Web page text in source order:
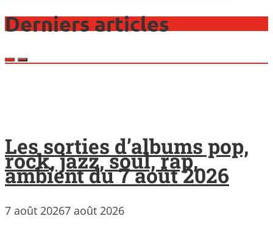
Derniers articles
Les sorties d’albums pop,
rock, jazz, soul, rap,
ambient du 7 août 2026
7 août 20267 août 2026